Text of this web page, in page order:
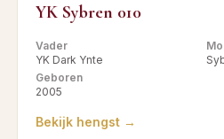
YK Sybren 010
Vader
YK Dark Ynte
Geboren
2005
Bekijk hengst →